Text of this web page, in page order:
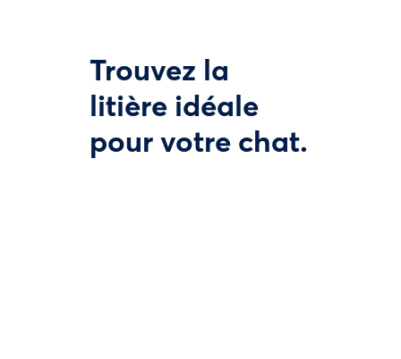
Trouvez la
litière idéale
pour votre chat.